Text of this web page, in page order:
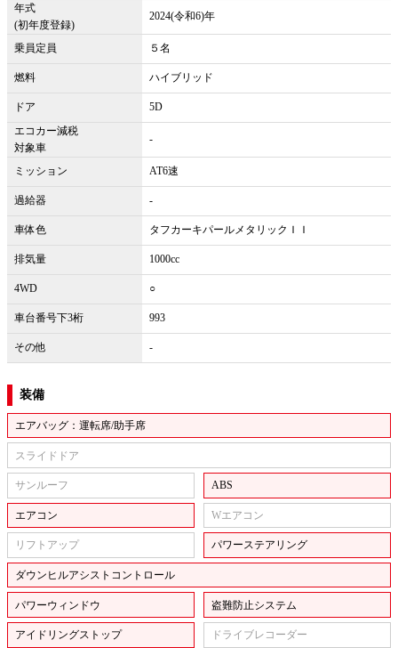
年式
(初年度登録)
2024(令和6)年
乗員定員 ５名
燃料 ハイブリッド
ドア
5D
エコカー減税
対象車
-
ミッション AT6速
過給器 -
車体色 タフカーキパールメタリックＩＩ
排気量 1000cc
4WD ○
車台番号下3桁 993
その他 -
装備
エアバッグ：運転席/助手席
スライドドア
サンルーフ ABS
エアコン Wエアコン
リフトアップ パワーステアリング
ダウンヒルアシストコントロール
パワーウィンドウ 盗難防止システム
アイドリングストップ ドライブレコーダー